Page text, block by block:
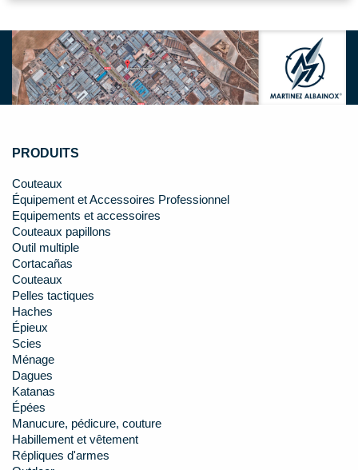
PRODUITS
Couteaux
Équipement et Accessoires Professionnel
Equipements et accessoires
Couteaux papillons
Outil multiple
Cortacañas
Couteaux
Pelles tactiques
Haches
Épieux
Scies
Ménage
Dagues
Katanas
Épées
Manucure, pédicure, couture
Habillement et vêtement
Répliques d'armes